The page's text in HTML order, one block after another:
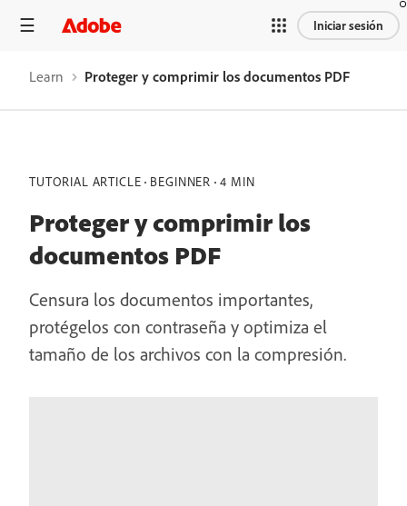
Iniciar sesión
Learn Proteger y comprimir los documentos PDF
TUTORIAL ARTICLE BEGINNER 4 MIN
Proteger y comprimir los
documentos PDF
Censura los documentos importantes,
protégelos con contraseña y optimiza el
tamaño de los archivos con la compresión.